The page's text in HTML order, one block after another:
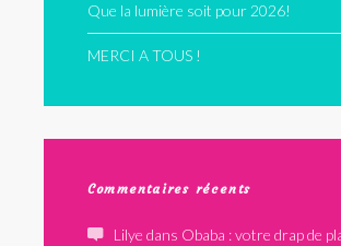
Que la lumière soit pour 2026!
MERCI A TOUS !
Commentaires récents
Lilye dans Obaba : votre drap de